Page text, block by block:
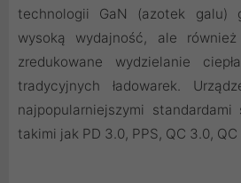
technologii GaN (azotek galu)
wysoką wydajność, ale
zredukowane wydzielanie
tradycyjnych ładowarek.
najpopularniejszymi standardami
takimi jak PD 3.0, PPS, QC 3.0,